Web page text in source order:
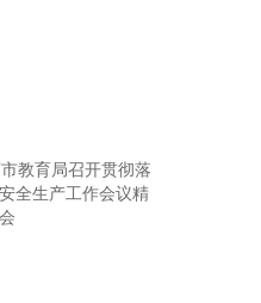
元受让海航期货
运营老挝勐康稀土